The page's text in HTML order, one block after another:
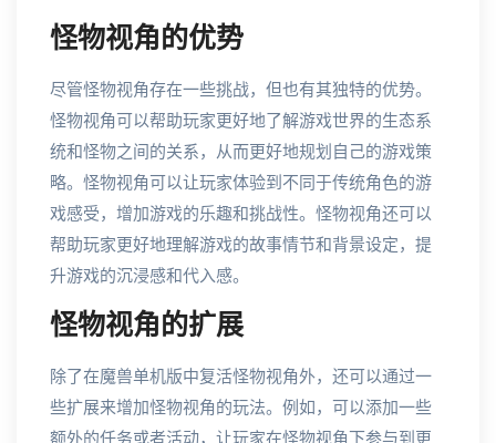
怪物视角的优势
尽管怪物视角存在一些挑战，但也有其独特的优势。
怪物视角可以帮助玩家更好地了解游戏世界的生态系
统和怪物之间的关系，从而更好地规划自己的游戏策
略。怪物视角可以让玩家体验到不同于传统角色的游
戏感受，增加游戏的乐趣和挑战性。怪物视角还可以
帮助玩家更好地理解游戏的故事情节和背景设定，提
升游戏的沉浸感和代入感。
怪物视角的扩展
除了在魔兽单机版中复活怪物视角外，还可以通过一
些扩展来增加怪物视角的玩法。例如，可以添加一些
额外的任务或者活动，让玩家在怪物视角下参与到更